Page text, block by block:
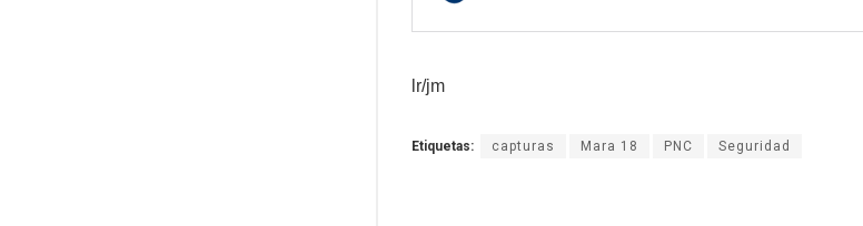
lr/jm
Etiquetas: capturas Mara 18 PNC Seguridad